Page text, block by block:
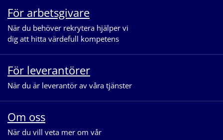
För arbetsgivare
När du behöver rekrytera hjälper vi
dig att hitta värdefull kompetens
För leverantörer
När du är leverantör av våra tjänster
Om oss
När du vill veta mer om vår